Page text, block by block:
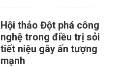
Hội thảo Đột phá công
nghệ trong điều trị sỏi
tiết niệu gây ấn tượng
mạnh